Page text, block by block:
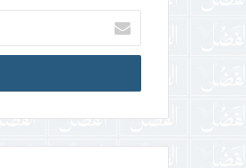
اپنا
ای
میل
ڈی